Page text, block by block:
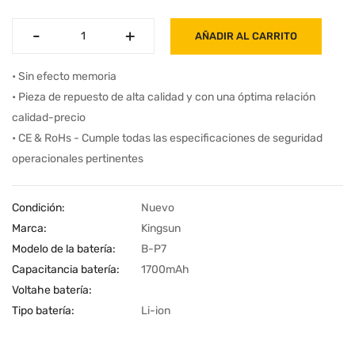
- +
- + AÑADIR AL CARRITO
• Sin efecto memoria
• Pieza de repuesto de alta calidad y con una óptima relación
calidad-precio
• CE & RoHs - Cumple todas las especificaciones de seguridad
operacionales pertinentes
Condición:
Nuevo
Marca:
Kingsun
Modelo de la batería:
B-P7
Capacitancia batería:
1700mAh
Voltahe batería:
Tipo batería:
Li-ion